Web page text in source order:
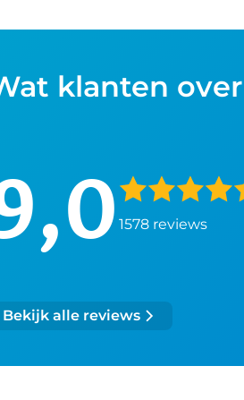
klanten
1578 reviews
Bekijk alle reviews